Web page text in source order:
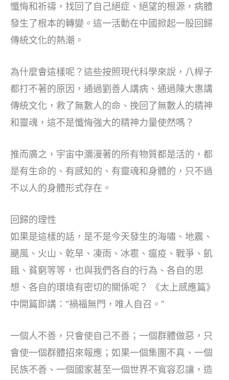
懺悔和祈禱，找回了自己絕症、絕望的根源，病體
發生了根本的轉變。這一活動在中國掀起一股回歸
傳統文化的熱潮。
為什麼會這樣呢？這些按照現代科學來說，八桿子
都打不著的原因，通過劉善人講病、通過陳大惠講
傳統文化，救了無數人的命、挽回了無數人的精神
和靈魂，這不是懺悔強大的精神力量使然嗎？
推而廣之，宇宙中瀰漫著的所有物質都是活的，都
是有生命的、有感知的、有靈魂和身體的，只不過
不以人的身體形式存在。
回歸的理性
如果是這樣的話，是不是今天發生的海嘯、地震、
颶風、火山、乾旱、凍雨、冰雹、瘟疫、戰爭、飢
餓、貧窮等等，也與我們各自的行為、各自的思
想、各自的環境有密切的關係呢？ 《太上感應篇》
中開篇即講：“禍福無門，唯人自召。”
一個人不善，只會使自己不善；一個群體做惡，只
會使一個群體招來報應；如果一個集團不真、一個
民族不善、一個國家甚至一個世界不寬容忍讓，造